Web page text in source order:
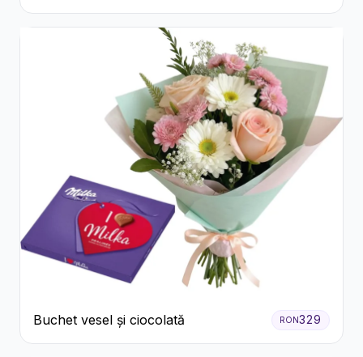
Roșii și Șampanie rose
Buchet vesel și ciocolată RON329